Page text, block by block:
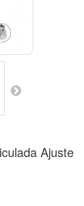
Ajuste